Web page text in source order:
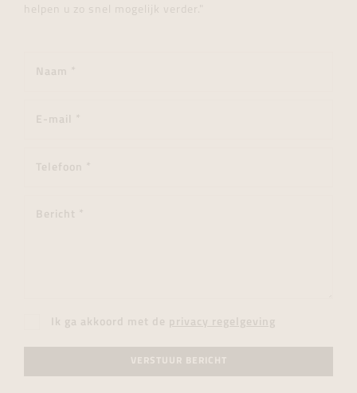
helpen u zo snel mogelijk verder."
Ik ga akkoord met de privacy regelgeving
VERSTUUR BERICHT